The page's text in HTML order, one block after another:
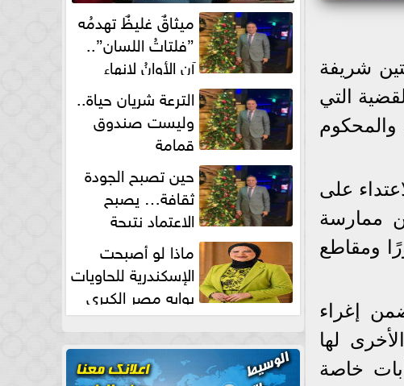
شريفة
التي
والمحكوم
على
ممارسة
ومقاطع
إغراء
لها
خاصة
بصفارة الحكم ميثاقٌ غليظٌ تهدمُه
”فلتاتُ اللسان”..
آن الأوانُ لإنهاءِ
فوضى الطلاق الشفهي!الترعة شريان حياة..
وليست صندوق
قمامة
حين تصبح الجودة
ثقافة… يصبح
الاعتماد نتيجة
طبيعية
ماذا لو أصبحت
الإسكندرية للحاويات
بوابه مصر الكبري
للتجارة العالمية بقلم د...